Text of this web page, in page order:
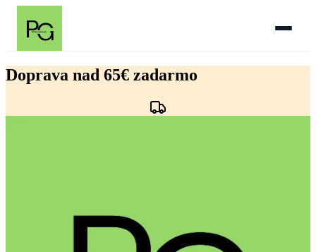
na
obsah
Doprava nad 65€ zadarmo